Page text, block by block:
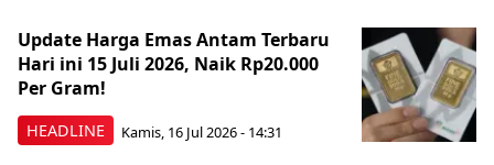
HEADLINE
Update Harga Emas Antam Terbaru
Hari ini 15 Juli 2026, Naik Rp20.000
Per Gram!
Kamis, 16 Jul 2026 - 14:31